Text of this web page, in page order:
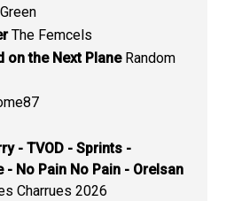
The Femcels
on the Next PlaneRandom
- TVOD - Sprints -
No Pain No Pain - Orelsan
Charrues 2026